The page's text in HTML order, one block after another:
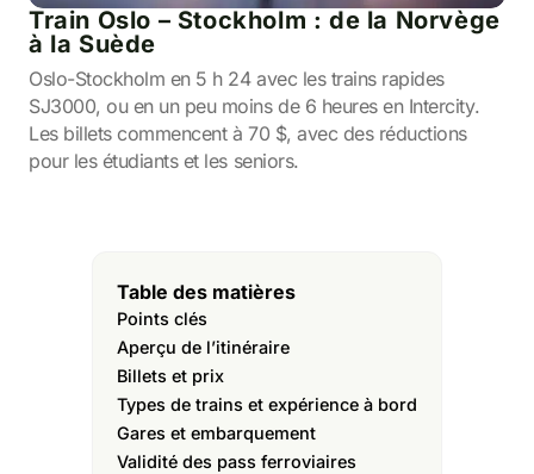
Train Oslo – Stockholm : de la Norvège
à la Suède
Oslo-Stockholm en 5 h 24 avec les trains rapides
SJ3000, ou en un peu moins de 6 heures en Intercity.
Les billets commencent à 70 $, avec des réductions
pour les étudiants et les seniors.
Table des matières
Points clés
Aperçu de l’itinéraire
Billets et prix
Types de trains et expérience à bord
Gares et embarquement
Validité des pass ferroviaires